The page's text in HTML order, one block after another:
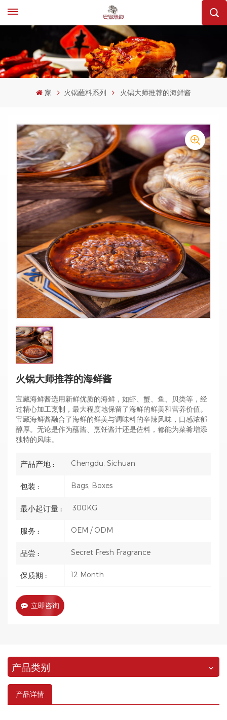
家 火锅蘸料系列 火锅大师推荐的海鲜酱
火锅大师推荐的海鲜酱
宝藏海鲜酱选用新鲜优质的海鲜，如虾、蟹、鱼、贝类等，经
过精心加工烹制，最大程度地保留了海鲜的鲜美和营养价值。
宝藏海鲜酱融合了海鲜的鲜美与调味料的辛辣风味，口感浓郁
醇厚。无论是作为蘸酱、烹饪酱汁还是佐料，都能为菜肴增添
独特的风味。
产品产地 : Chengdu, Sichuan
包装 : Bags, Boxes
最小起订量 : 300KG
服务 : OEM / ODM
品尝 : Secret Fresh Fragrance
保质期 : 12 Month
立即咨询
产品类别
产品详情